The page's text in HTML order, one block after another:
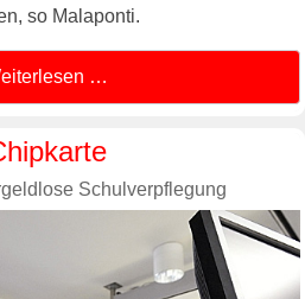
so Malaponti.
…
Schulverpflegung